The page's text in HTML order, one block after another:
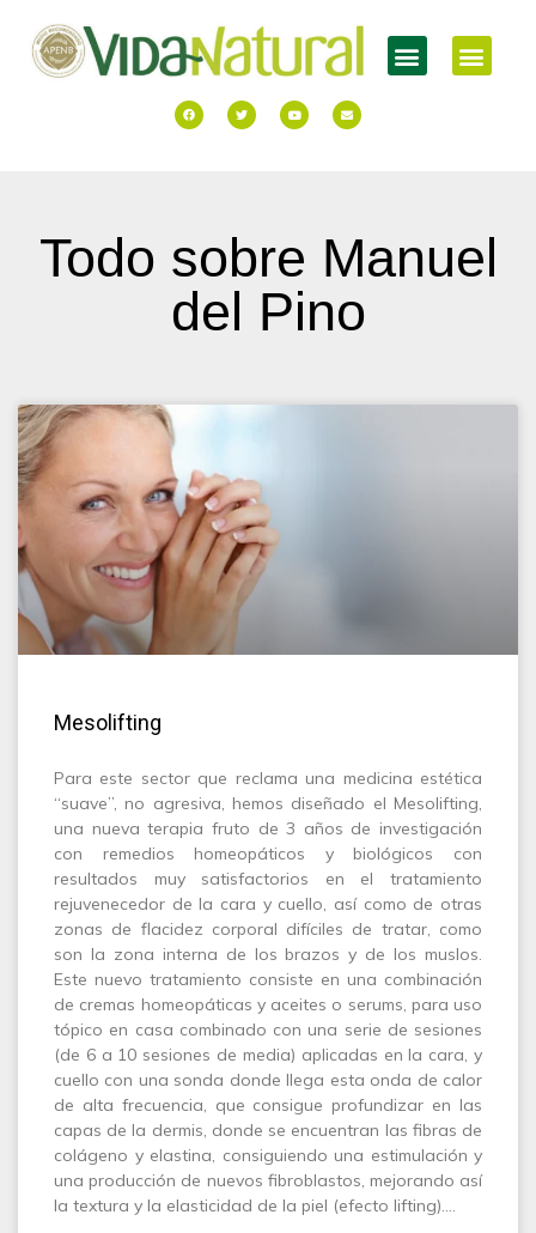
Todo sobre Manuel
del Pino
Mesolifting
Para este sector que reclama una medicina estética
“suave”, no agresiva, hemos diseñado el Mesolifting,
una nueva terapia fruto de 3 años de investigación
con remedios homeopáticos y biológicos con
resultados muy satisfactorios en el tratamiento
rejuvenecedor de la cara y cuello, así como de otras
zonas de flacidez corporal difíciles de tratar, como
son la zona interna de los brazos y de los muslos.
Este nuevo tratamiento consiste en una combinación
de cremas homeopáticas y aceites o serums, para uso
tópico en casa combinado con una serie de sesiones
(de 6 a 10 sesiones de media) aplicadas en la cara, y
cuello con una sonda donde llega esta onda de calor
de alta frecuencia, que consigue profundizar en las
capas de la dermis, donde se encuentran las fibras de
colágeno y elastina, consiguiendo una estimulación y
una producción de nuevos fibroblastos, mejorando así
la textura y la elasticidad de la piel (efecto lifting).…